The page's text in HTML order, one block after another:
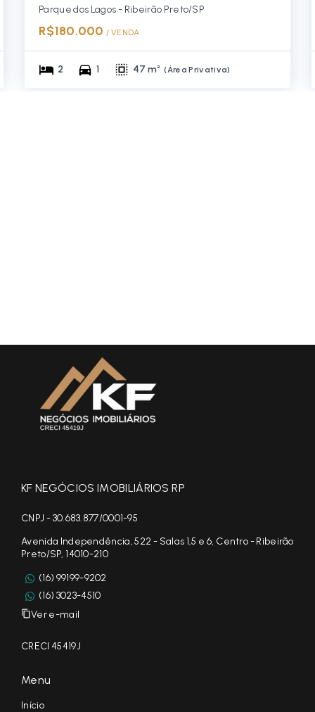
Parque dos Lagos - Ribeirão Preto/SP
R$180.000 / VENDA
2 1 47 m² (Área Privativa)
KF NEGÓCIOS IMOBILIÁRIOS RP
CNPJ - 30.683.877/0001-95
Avenida Independência, 522 - Salas 1,5 e 6, Centro - Ribeirão
Preto/SP, 14010-210
(16) 99199-9202
(16) 3023-4510
Ver e-mail
CRECI 45419J
Menu
Início